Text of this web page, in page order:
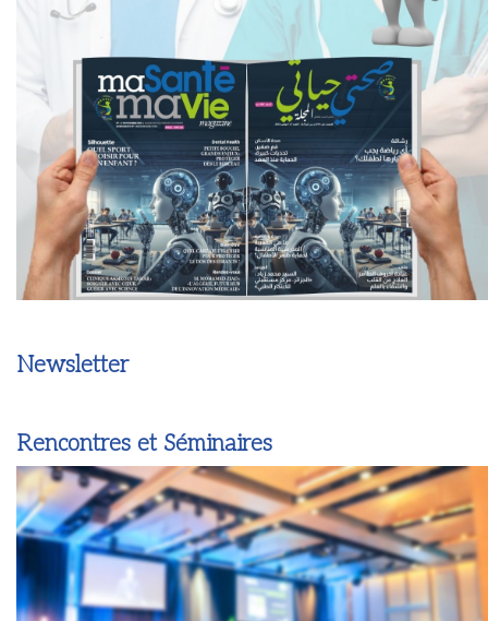
Newsletter
Rencontres et Séminaires